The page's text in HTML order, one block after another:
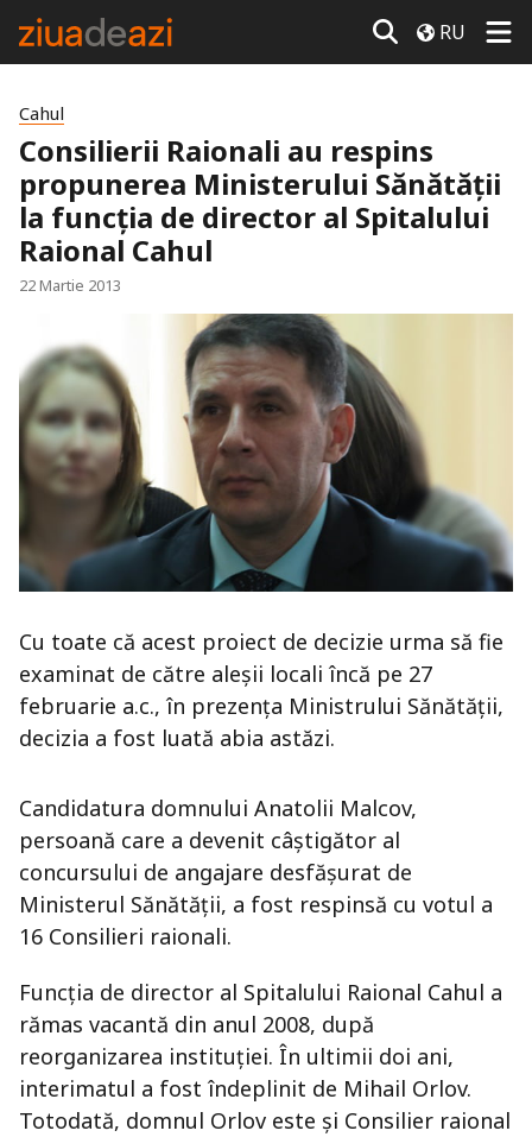
RU
Cahul
Consilierii Raionali au respins
propunerea Ministerului Sănătăţii
la funcţia de director al Spitalului
Raional Cahul
22 Martie 2013
Cu toate că acest proiect de decizie urma să fie
examinat de către aleşii locali încă pe 27
februarie a.c., în prezenţa Ministrului Sănătăţii,
decizia a fost luată abia astăzi.
Candidatura domnului Anatolii Malcov,
persoană care a devenit câştigător al
concursului de angajare desfăşurat de
Ministerul Sănătăţii, a fost respinsă cu votul a
16 Consilieri raionali.
Funcţia de director al Spitalului Raional Cahul a
rămas vacantă din anul 2008, după
reorganizarea instituţiei. În ultimii doi ani,
interimatul a fost îndeplinit de Mihail Orlov.
Totodată, domnul Orlov este şi Consilier raional